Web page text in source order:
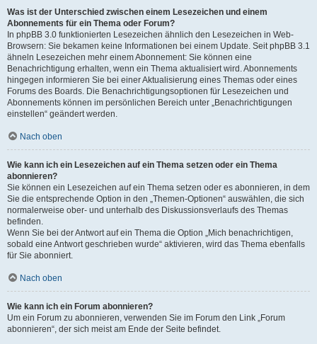
Was ist der Unterschied zwischen einem Lesezeichen und einem
Abonnements für ein Thema oder Forum?
In phpBB 3.0 funktionierten Lesezeichen ähnlich den Lesezeichen in Web-
Browsern: Sie bekamen keine Informationen bei einem Update. Seit phpBB 3.1
ähneln Lesezeichen mehr einem Abonnement: Sie können eine
Benachrichtigung erhalten, wenn ein Thema aktualisiert wird. Abonnements
hingegen informieren Sie bei einer Aktualisierung eines Themas oder eines
Forums des Boards. Die Benachrichtigungsoptionen für Lesezeichen und
Abonnements können im persönlichen Bereich unter „Benachrichtigungen
einstellen“ geändert werden.
Nach oben
Wie kann ich ein Lesezeichen auf ein Thema setzen oder ein Thema
abonnieren?
Sie können ein Lesezeichen auf ein Thema setzen oder es abonnieren, in dem
Sie die entsprechende Option in den „Themen-Optionen“ auswählen, die sich
normalerweise ober- und unterhalb des Diskussionsverlaufs des Themas
befinden.
Wenn Sie bei der Antwort auf ein Thema die Option „Mich benachrichtigen,
sobald eine Antwort geschrieben wurde“ aktivieren, wird das Thema ebenfalls
für Sie abonniert.
Nach oben
Wie kann ich ein Forum abonnieren?
Um ein Forum zu abonnieren, verwenden Sie im Forum den Link „Forum
abonnieren“, der sich meist am Ende der Seite befindet.